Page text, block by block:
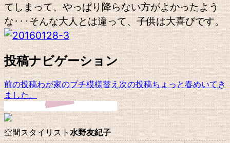
てしまって、やっぱり降らない方がよかったよう
な･･･そんな大人とは違って、子供は大喜びです。
投稿ナビゲーション
前の投稿わが家のプチ模様替え 次の投稿ちょっと春めいてき
ました。
空間スタイリスト水野友紀子